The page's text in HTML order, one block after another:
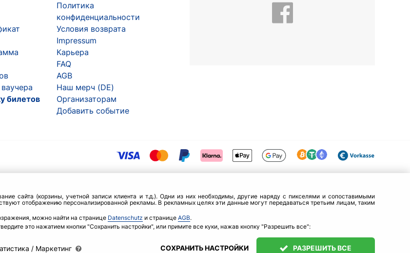
билетов
Политика
конфиденциальности
Условия возврата
Impressum
Карьера
FAQ
AGB
Наш мерч (DE)
Организаторам
Добавить событие
сайта (корзины, учетной записи клиента и т.д.). Одни из них необходимы, другие наряду с пикселями и сопоставимыми
отображению персонализированной рекламы. В рекламных целях эти данные могут передаваться третьим лицам, таким
можно найти на странице Datenschutz и странице AGB.
это нажатием кнопки "Сохранить настройки", или примите все куки, нажав кнопку "Разрешить все":
/ Маркетинг СОХРАНИТЬ НАСТРОЙКИ РАЗРЕШИТЬ ВСЕ